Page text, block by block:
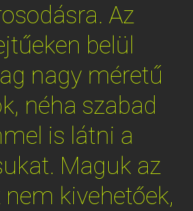
Az
belül
nagy méretű
néha szabad
is látni a
Maguk az
nem kivehetőek,